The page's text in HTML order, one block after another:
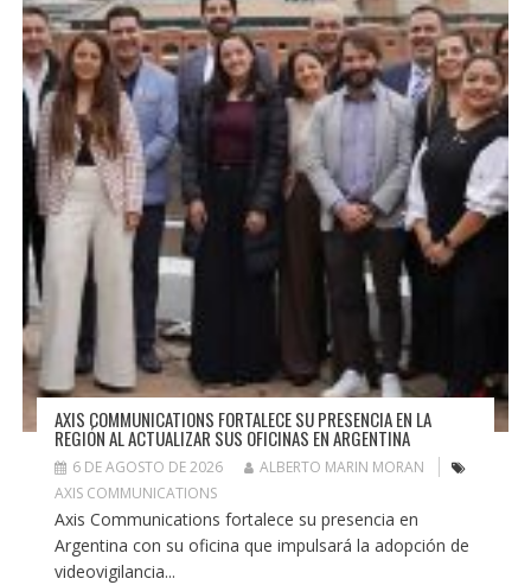
AXIS COMMUNICATIONS FORTALECE SU PRESENCIA EN LA
REGIÓN AL ACTUALIZAR SUS OFICINAS EN ARGENTINA
6 DE AGOSTO DE 2026
ALBERTO MARIN MORAN
AXIS COMMUNICATIONS
Axis Communications fortalece su presencia en
Argentina con su oficina que impulsará la adopción de
videovigilancia...